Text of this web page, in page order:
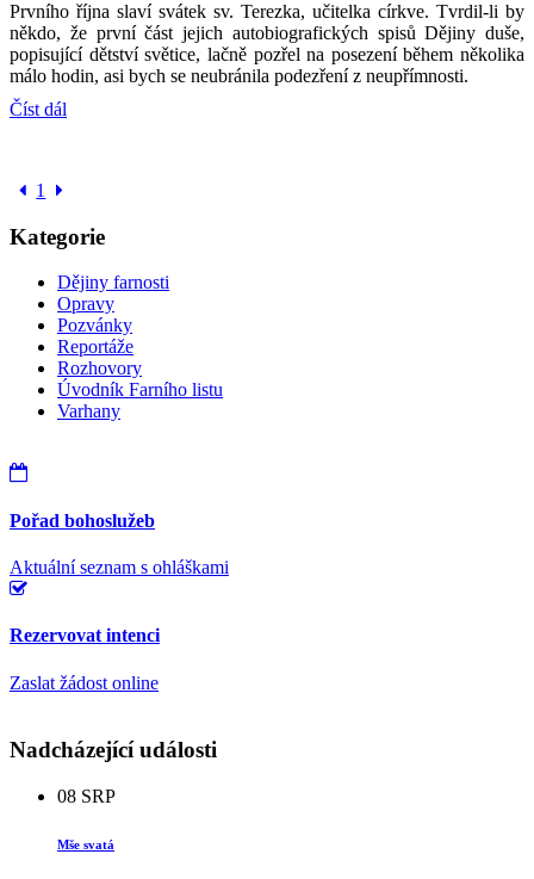
Prvního října slaví svátek sv. Terezka, učitelka církve. Tvrdil-li by
někdo, že první část jejich autobiografických spisů Dějiny duše,
popisující dětství světice, lačně pozřel na posezení během několika
málo hodin, asi bych se neubránila podezření z neupřímnosti.
Číst dál
1
Kategorie
Dějiny farnosti
Opravy
Pozvánky
Reportáže
Rozhovory
Úvodník Farního listu
Varhany
Pořad bohoslužeb
Aktuální seznam s ohláškami
Rezervovat intenci
Zaslat žádost online
Nadcházející události
08 SRP
Mše svatá